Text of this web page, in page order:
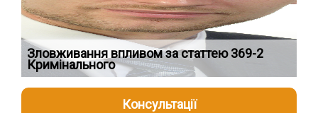
Зловживання впливом за статтею 369-2
Кримінального
Консультації